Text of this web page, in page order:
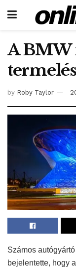
A BMW
by Roby Taylor
Számos
bejelentette, hogy